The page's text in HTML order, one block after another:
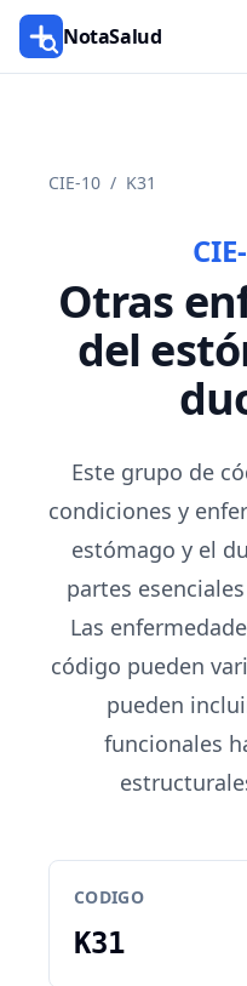
NotaSalud
CIE-10 / K31
Otras
del
Este grupo de
condiciones y
estómago y el
partes
Las
código pueden
pueden
funcionales
CODIGO
K31